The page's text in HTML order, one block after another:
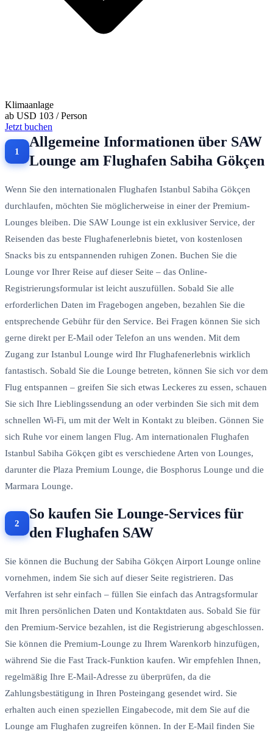
Klimaanlage
ab USD 103 / Person
Jetzt buchen
Allgemeine Informationen über SAW
Lounge am Flughafen Sabiha Gökçen
Wenn Sie den internationalen Flughafen Istanbul Sabiha Gökçen
durchlaufen, möchten Sie möglicherweise in einer der Premium-
Lounges bleiben. Die SAW Lounge ist ein exklusiver Service, der
Reisenden das beste Flughafenerlebnis bietet, von kostenlosen
Snacks bis zu entspannenden ruhigen Zonen. Buchen Sie die
Lounge vor Ihrer Reise auf dieser Seite – das Online-
Registrierungsformular ist leicht auszufüllen. Sobald Sie alle
erforderlichen Daten im Fragebogen angeben, bezahlen Sie die
entsprechende Gebühr für den Service. Bei Fragen können Sie sich
gerne direkt per E-Mail oder Telefon an uns wenden. Mit dem
Zugang zur Istanbul Lounge wird Ihr Flughafenerlebnis wirklich
fantastisch. Sobald Sie die Lounge betreten, können Sie sich vor dem
Flug entspannen – greifen Sie sich etwas Leckeres zu essen, schauen
Sie sich Ihre Lieblingssendung an oder verbinden Sie sich mit dem
schnellen Wi-Fi, um mit der Welt in Kontakt zu bleiben. Gönnen Sie
sich Ruhe vor einem langen Flug. Am internationalen Flughafen
Istanbul Sabiha Gökçen gibt es verschiedene Arten von Lounges,
darunter die Plaza Premium Lounge, die Bosphorus Lounge und die
Marmara Lounge.
So kaufen Sie Lounge-Services für
den Flughafen SAW
Sie können die Buchung der Sabiha Gökçen Airport Lounge online
vornehmen, indem Sie sich auf dieser Seite registrieren. Das
Verfahren ist sehr einfach – füllen Sie einfach das Antragsformular
mit Ihren persönlichen Daten und Kontaktdaten aus. Sobald Sie für
den Premium-Service bezahlen, ist die Registrierung abgeschlossen.
Sie können die Premium-Lounge zu Ihrem Warenkorb hinzufügen,
während Sie die Fast Track-Funktion kaufen. Wir empfehlen Ihnen,
regelmäßig Ihre E-Mail-Adresse zu überprüfen, da die
Zahlungsbestätigung in Ihren Posteingang gesendet wird. Sie
erhalten auch einen speziellen Eingabecode, mit dem Sie auf die
Lounge am Flughafen zugreifen können. In der E-Mail finden Sie